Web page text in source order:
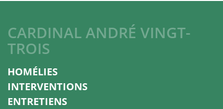
CARDINAL ANDRÉ VINGT-
TROIS
HOMÉLIES
INTERVENTIONS
ENTRETIENS